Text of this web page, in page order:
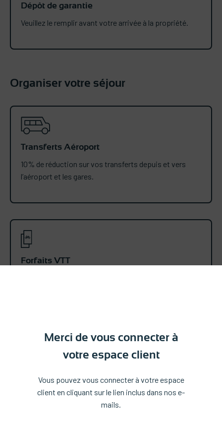
Merci de vous connecter à
votre espace client
Vous pouvez vous connecter à votre espace
client en cliquant sur le lien inclus dans nos e-
mails.
Dépôt de garantie
Veuillez le remplir avant votre arrivée à la propriété.
Organiser votre séjour
Transferts Aéroport
10% de réduction sur vos transferts depuis et vers
l’aéroport et les gares.
Forfaits VTT
Commandez vos Multi Pass pour accéder
gratuitement à de nombreuses activités.